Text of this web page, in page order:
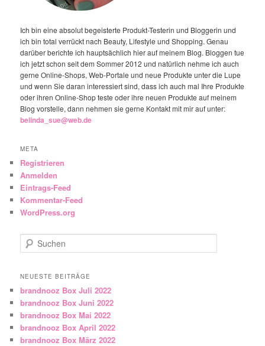
Ich bin eine absolut begeisterte Produkt-Testerin und Bloggerin und
ich bin total verrückt nach Beauty, Lifestyle und Shopping. Genau
darüber berichte ich hauptsächlich hier auf meinem Blog. Bloggen tue
ich jetzt schon seit dem Sommer 2012 und natürlich nehme ich auch
gerne Online-Shops, Web-Portale und neue Produkte unter die Lupe
und wenn Sie daran interessiert sind, dass ich auch mal Ihre Produkte
oder ihren Online-Shop teste oder ihre neuen Produkte auf meinem
Blog vorstelle, dann nehmen sie gerne Kontakt mit mir auf unter:
belinda_sue@web.de
META
Registrieren
Anmelden
Eintrags-Feed
Kommentar-Feed
WordPress.org
Suchen
NEUESTE BEITRÄGE
brandnooz Box Juli 2022
brandnooz Box Juni 2022
brandnooz Box Mai 2022
brandnooz Box April 2022
brandnooz Box März 2022